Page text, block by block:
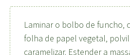
Laminar o bolbo de funcho,
folha de papel vegetal,
caramelizar. Estender a